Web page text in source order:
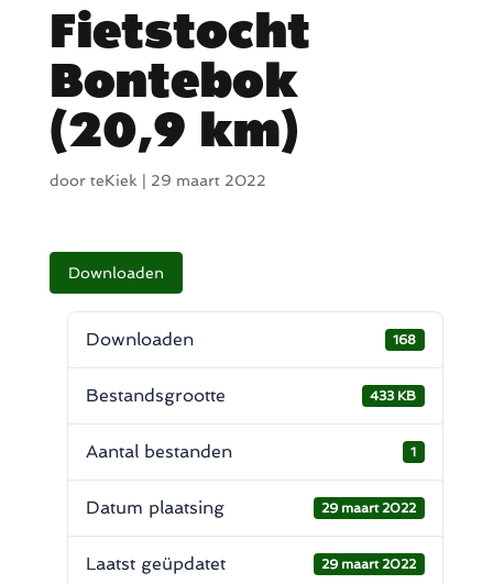
Fietstocht
Bontebok
(20,9 km)
door teKiek 29 maart 2022
Downloaden
Downloaden 168
Bestandsgrootte 433 KB
Aantal bestanden 1
Datum plaatsing 29 maart 2022
Laatst geüpdatet 29 maart 2022